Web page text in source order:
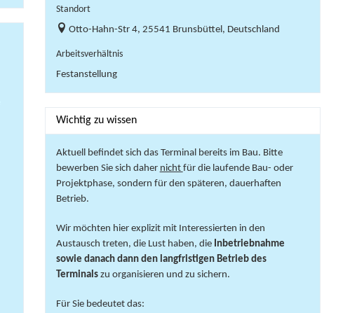
Standort
Otto-Hahn-Str 4, 25541 Brunsbüttel, Deutschland
Arbeitsverhältnis
Festanstellung
Wichtig zu wissen
Aktuell befindet sich das Terminal bereits im Bau. Bitte
bewerben Sie sich daher nichtfür die laufende Bau- oder
Projektphase, sondern für den späteren, dauerhaften
Betrieb.
Wir möchten hier explizit mit Interessierten in den
Austausch treten, die Lust haben, die Inbetriebnahme
sowie danach dann den langfristigen Betrieb des
Terminalszu organisieren und zu sichern.
Für Sie bedeutet das: